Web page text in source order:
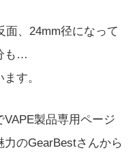
面、24mm径になって
も…
す。
製品専用ページ
のGearBestさんから